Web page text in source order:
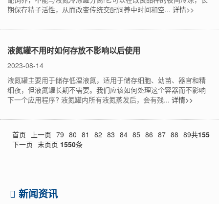
期保存精子活性，从而改变传统交配饲养中时间和空... 详情>>
液氮罐不用时如何存放不影响以后使用
2023-08-14
液氮罐主要用于储存低温液氮，适用于储存细胞、幼苗、器官和精
细夜，但液氮罐长期不需要。我们应该如何处理这个容器而不影响
下一个应用程序? 液氮罐内所有液氮蒸发后，会有残... 详情>>
首页 上一页 79 80 81 82 83 84 85 86 87 88 89
下一页 末页
共155
页 1550条
新闻资讯